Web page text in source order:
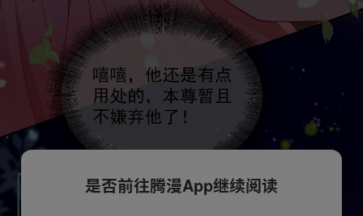
是否前往腾漫App继续阅读